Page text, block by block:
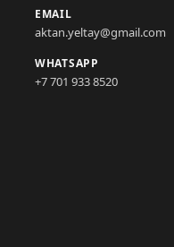
EMAIL
aktan.yeltay@gmail.com
WHATSAPP
+7 701 933 8520